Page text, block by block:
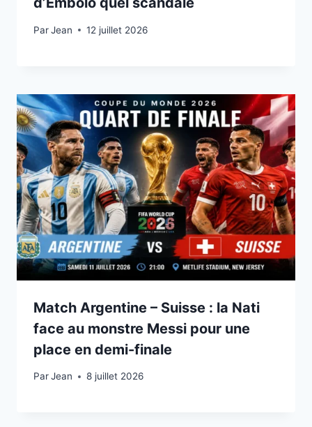
ParJean
12 juillet 202612 juillet 2026
Match Argentine – Suisse : la Nati
face au monstre Messi pour une
place en demi-finale
ParJean
8 juillet 20268 juillet 2026